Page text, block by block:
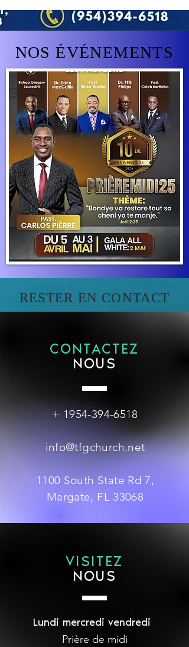
NOS ÉVÉNEMENTS
Aucun post publié
dans cette langue
actuellement
Dès que de nouveaux posts seront
publiés, vous les verrez ici.
RESTER EN CONTACT
CONTACTEZ
NOUS
+1954-394-6518
info@tfgchurch.net
1100 South State Rd 7,
Margate, FL 33068
VISITEZ
NOUS
Lundi mercredi vendredi
Prière de midi